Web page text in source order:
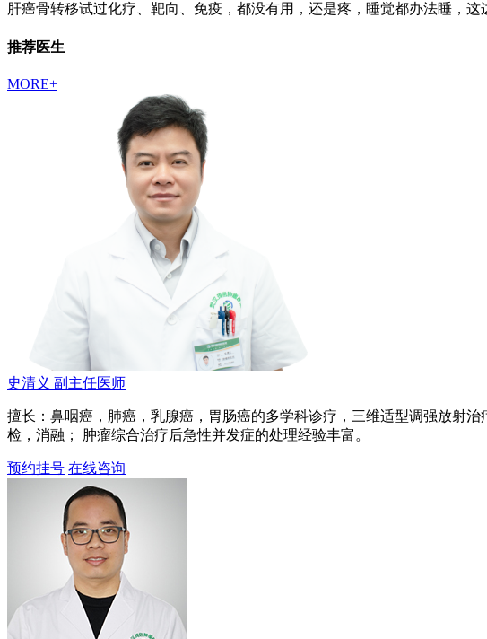
肝癌骨转移试过化疗、靶向、免疫，都没有用，还是疼，睡觉都办法睡，
推荐医生
MORE+
史清义 副主任医师
擅长：鼻咽癌，肺癌，乳腺癌，胃肠癌的多学科诊疗，三维适型调强放射
检，消融； 肿瘤综合治疗后急性并发症的处理经验丰富。
预约挂号 在线咨询